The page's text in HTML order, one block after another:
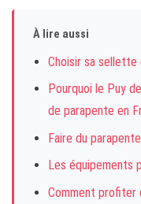
À lire aussi
Choisir sa
Pourquoi le Puy
de parapente en
Faire du
Les équipements
Comment profiter